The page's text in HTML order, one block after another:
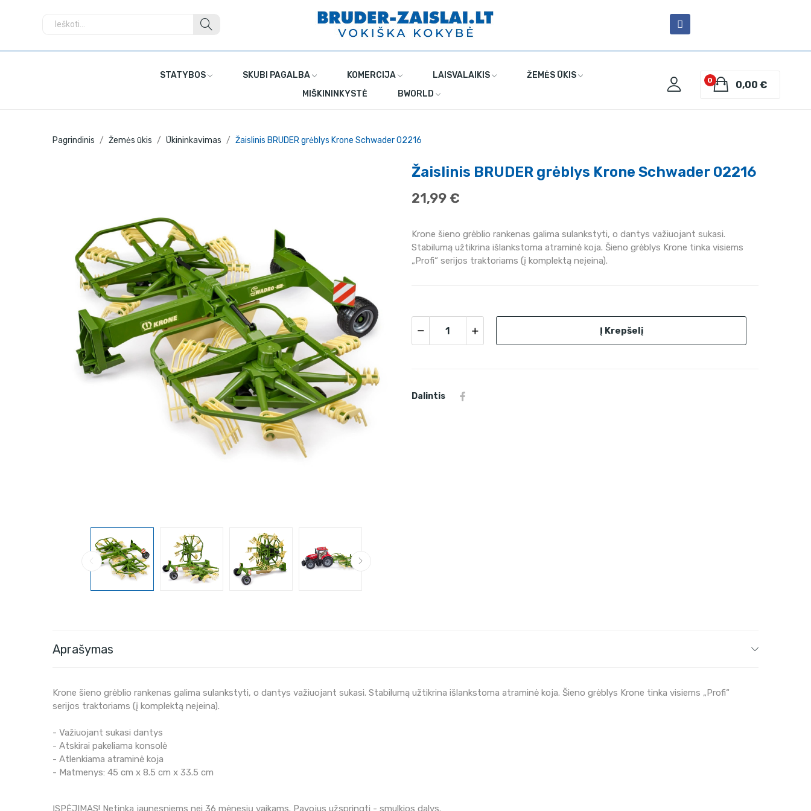
STATYBOS SKUBI PAGALBA KOMERCIJA LAISVALAIKIS
ŽEMĖS ŪKIS
MIŠKININKYSTĖ
BWORLD
0,00 €
0
Pagrindinis Žemės ūkis Ūkininkavimas Žaislinis BRUDER grėblys Krone Schwader 02216
Žaislinis BRUDER grėblys Krone Schwader 02216
21,99 €
Krone šieno grėblio rankenas galima sulankstyti, o dantys važiuojant sukasi.
Stabilumą užtikrina išlankstoma atraminė koja. Šieno grėblys Krone tinka visiems
„Profi“ serijos traktoriams (į komplektą neįeina).
Į Krepšelį
Dalintis
Aprašymas
Krone šieno grėblio rankenas galima sulankstyti, o dantys važiuojant sukasi. Stabilumą užtikrina išlankstoma atraminė koja. Šieno grėblys Krone tinka visiems „Profi“
serijos traktoriams (į komplektą neįeina).
- Važiuojant sukasi dantys
- Atskirai pakeliama konsolė
- Atlenkiama atraminė koja
- Matmenys: 45 cm x 8.5 cm x 33.5 cm
ĮSPĖJIMAS! Netinka jaunesniems nei 36 mėnesių vaikams. Pavojus užspringti - smulkios dalys.